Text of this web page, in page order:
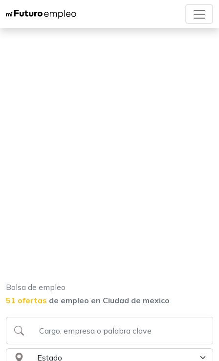
Bolsa de empleo
51 ofertas de empleo en Ciudad de mexico